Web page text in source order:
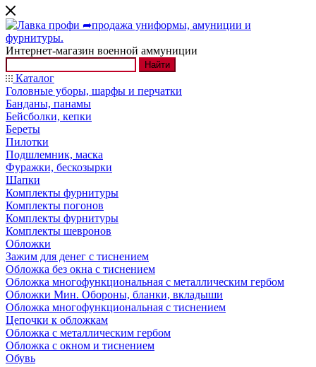
Интернет-магазин военной аммуниции
Найти
Каталог
Головные уборы, шарфы и перчатки
Банданы, панамы
Бейсболки, кепки
Береты
Пилотки
Подшлемник, маска
Фуражки, бескозырки
Шапки
Комплекты фурнитуры
Комплекты погонов
Комплекты фурнитуры
Комплекты шевронов
Обложки
Зажим для денег с тиснением
Обложка без окна с тиснением
Обложка многофункциональная с металлическим гербом
Обложки Мин. Обороны, бланки, вкладыши
Обложка многофункциональная с тиснением
Цепочки к обложкам
Обложка с металлическим гербом
Обложка с окном и тиснением
Обувь